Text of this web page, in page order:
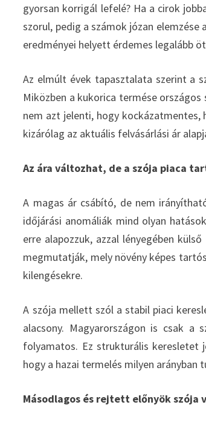
gyorsan korrigál lefelé? Ha a cirok
szorul, pedig a számok józan
eredményei helyett érdemes legalább
Az elmúlt évek tapasztalata szerint a
Miközben a kukorica termése
nem azt jelenti, hogy
kizárólag az aktuális felvásárlási ár
Az ára változhat, de a szója piaca
A magas ár csábító, de nem
időjárási anomáliák mind olyan
erre alapozzuk, azzal lényegében
megmutatják, mely növény képes
kilengésekre.
A szója mellett szól a stabil piaci
alacsony. Magyarországon is csak a
folyamatos. Ez strukturális keresletet
hogy a hazai termelés milyen arányban
Másodlagos és rejtett előnyök szója